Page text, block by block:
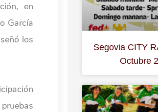
en
García
los
Segovia CITY
Octubre